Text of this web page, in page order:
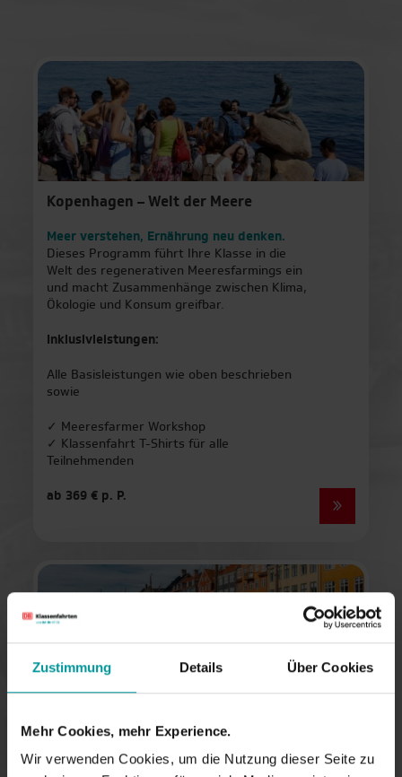
Zustimmung Details Über Cookies
Mehr Cookies, mehr Experience.
Wir verwenden Cookies, um die Nutzung dieser Seite zu
Brüssel
Budapest
Den Haag
Graz
Florenz
Haarlem
Rom
Wien
Kopenhagen – Welt der Meere
Meer verstehen, Ernährung neu denken.
Dieses Programm führt Ihre Klasse in die
Welt des regenerativen Meeresfarmings ein
und macht Zusammenhänge zwischen Klima,
Ökologie und Konsum greifbar.
Inklusivleistungen:
Alle Basisleistungen wie oben beschrieben
sowie
✓ Meeresfarmer Workshop
✓ Klassenfahrt T-Shirts für alle
Teilnehmenden
ab 369 € p. P.
Diversität
Forschung zum Anfassen. Ihre Klasse